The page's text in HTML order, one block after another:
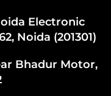
Electronic
Noida (201301)
Bhadur Motor,